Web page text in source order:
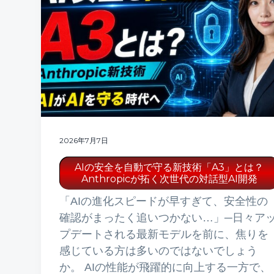
2026年7月7日
AIの安全を自動で守る新技術「A3」とは？
Anthropicが拓く次世代の対話型AI開発
「AIの進化スピードが早すぎて、安全性の
確認がまったく追いつかない…」─日々ア
プデートされる最新モデルを前に、焦りを
感じている方は多いのではないでしょう
か。 AIの性能が飛躍的に向上する一方で、